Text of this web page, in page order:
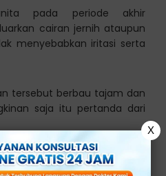
pada periode akhir
cairan jernih ataupun
menyebabkan iritasi serta
tersebut berbau tajam dan
saja itu pertanda dari
tersebut ialah perubahan
X